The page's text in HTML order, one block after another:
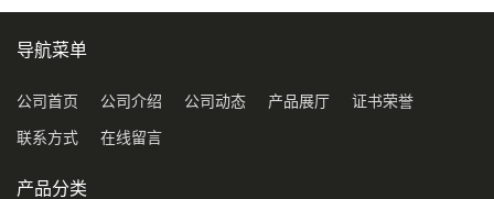
导航菜单
公司首页 公司介绍 公司动态 产品展厅 证书荣誉
联系方式 在线留言
产品分类